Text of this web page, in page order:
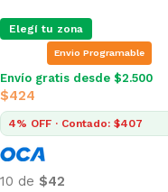
Elegí tu zona
Envio Programable
Envío gratis desde $2.500
$424
4% OFF · Contado: $407
10 de $42